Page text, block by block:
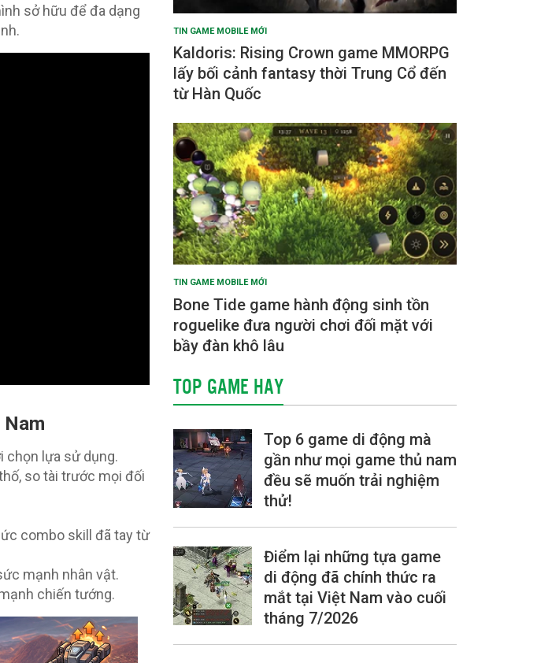
sở hữu để đa dạng
chọn lựa sử dụng.
so tài trước mọi đối
combo skill đã tay từ
mạnh nhân vật.
chiến tướng.
TIN GAME MOBILE MỚI
Kaldoris: Rising Crown game MMORPG
lấy bối cảnh fantasy thời Trung Cổ đến
từ Hàn Quốc
TIN GAME MOBILE MỚI
Bone Tide game hành động sinh tồn
roguelike đưa người chơi đối mặt với
bầy đàn khô lâu
TOP GAME HAY
Top 6 game di động mà
gần như mọi game thủ nam
đều sẽ muốn trải nghiệm
thử!
Điểm lại những tựa game
di động đã chính thức ra
mắt tại Việt Nam vào cuối
tháng 7/2026